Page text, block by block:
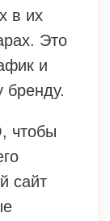
в их
Это
и
чтобы
сайт